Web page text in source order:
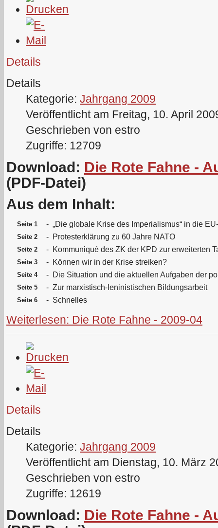
Details
Details
Kategorie: Jahrgang 2009
Veröffentlicht am Freitag, 10. April
Geschrieben von estro
Zugriffe: 12709
Download: Die Rote Fahne -
(PDF-Datei)
Aus dem Inhalt:
Seite 1 - „Die globale Krise des Imperialismus“ in die
Seite 2 - Protesterklärung zu 60 Jahre NATO
Seite 2 - Kommuniqué des ZK der KPD zur erweiterten
Seite 3 - Können wir in der Krise streiken?
Seite 4 - Die Situation und die aktuellen Aufgaben der
Seite 5 - Zur marxistisch-leninistischen Bildungsarbeit
Seite 6 - Schnelles
Weiterlesen: Die Rote Fahne - 2009-04
Details
Details
Kategorie: Jahrgang 2009
Veröffentlicht am Dienstag, 10. März
Geschrieben von estro
Zugriffe: 12619
Download: Die Rote Fahne -